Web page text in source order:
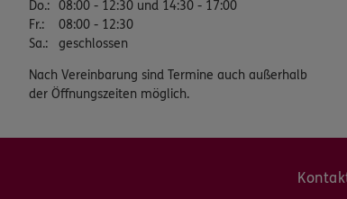
Do.: 08:00 - 12:30 und 14:30 - 17:00
Fr.:
08:00 - 12:30
Sa.: geschlossen
Nach Vereinbarung sind Termine auch außerhalb
der Öffnungszeiten möglich.